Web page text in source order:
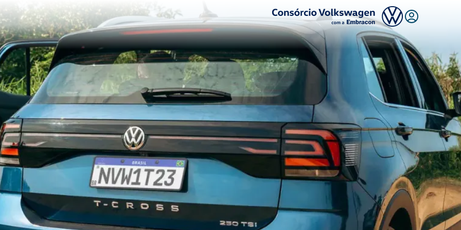
Logo Consórcio Volkswagen com a Embracon